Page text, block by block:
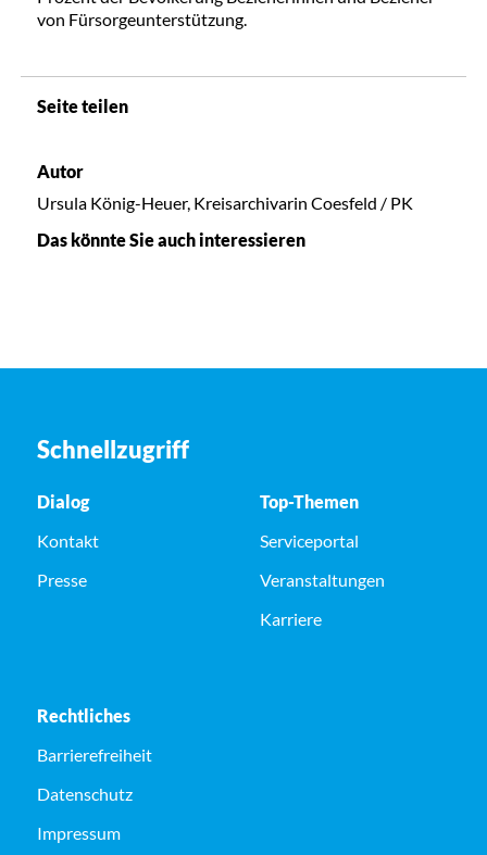
von Fürsorgeunterstützung.
Seite teilen
Autor
Ursula König-Heuer, Kreisarchivarin Coesfeld / PK
Das könnte Sie auch interessieren
Schnellzugriff
Dialog
Kontakt
Presse
Top-Themen
Serviceportal
Veranstaltungen
Karriere
Rechtliches
Barrierefreiheit
Datenschutz
Impressum